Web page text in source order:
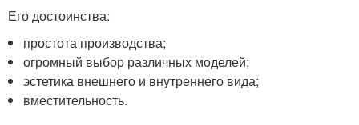
Его достоинства:
простота производства;
огромный выбор различных моделей;
эстетика внешнего и внутреннего вида;
вместительность.